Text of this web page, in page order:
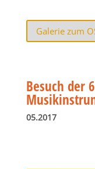
Galerie zum
Besuch der
05.2017